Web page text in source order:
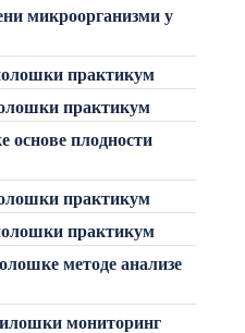
микроорганизми у
практикум
практикум
плодности
практикум
практикум
методе анализе
мониторинг